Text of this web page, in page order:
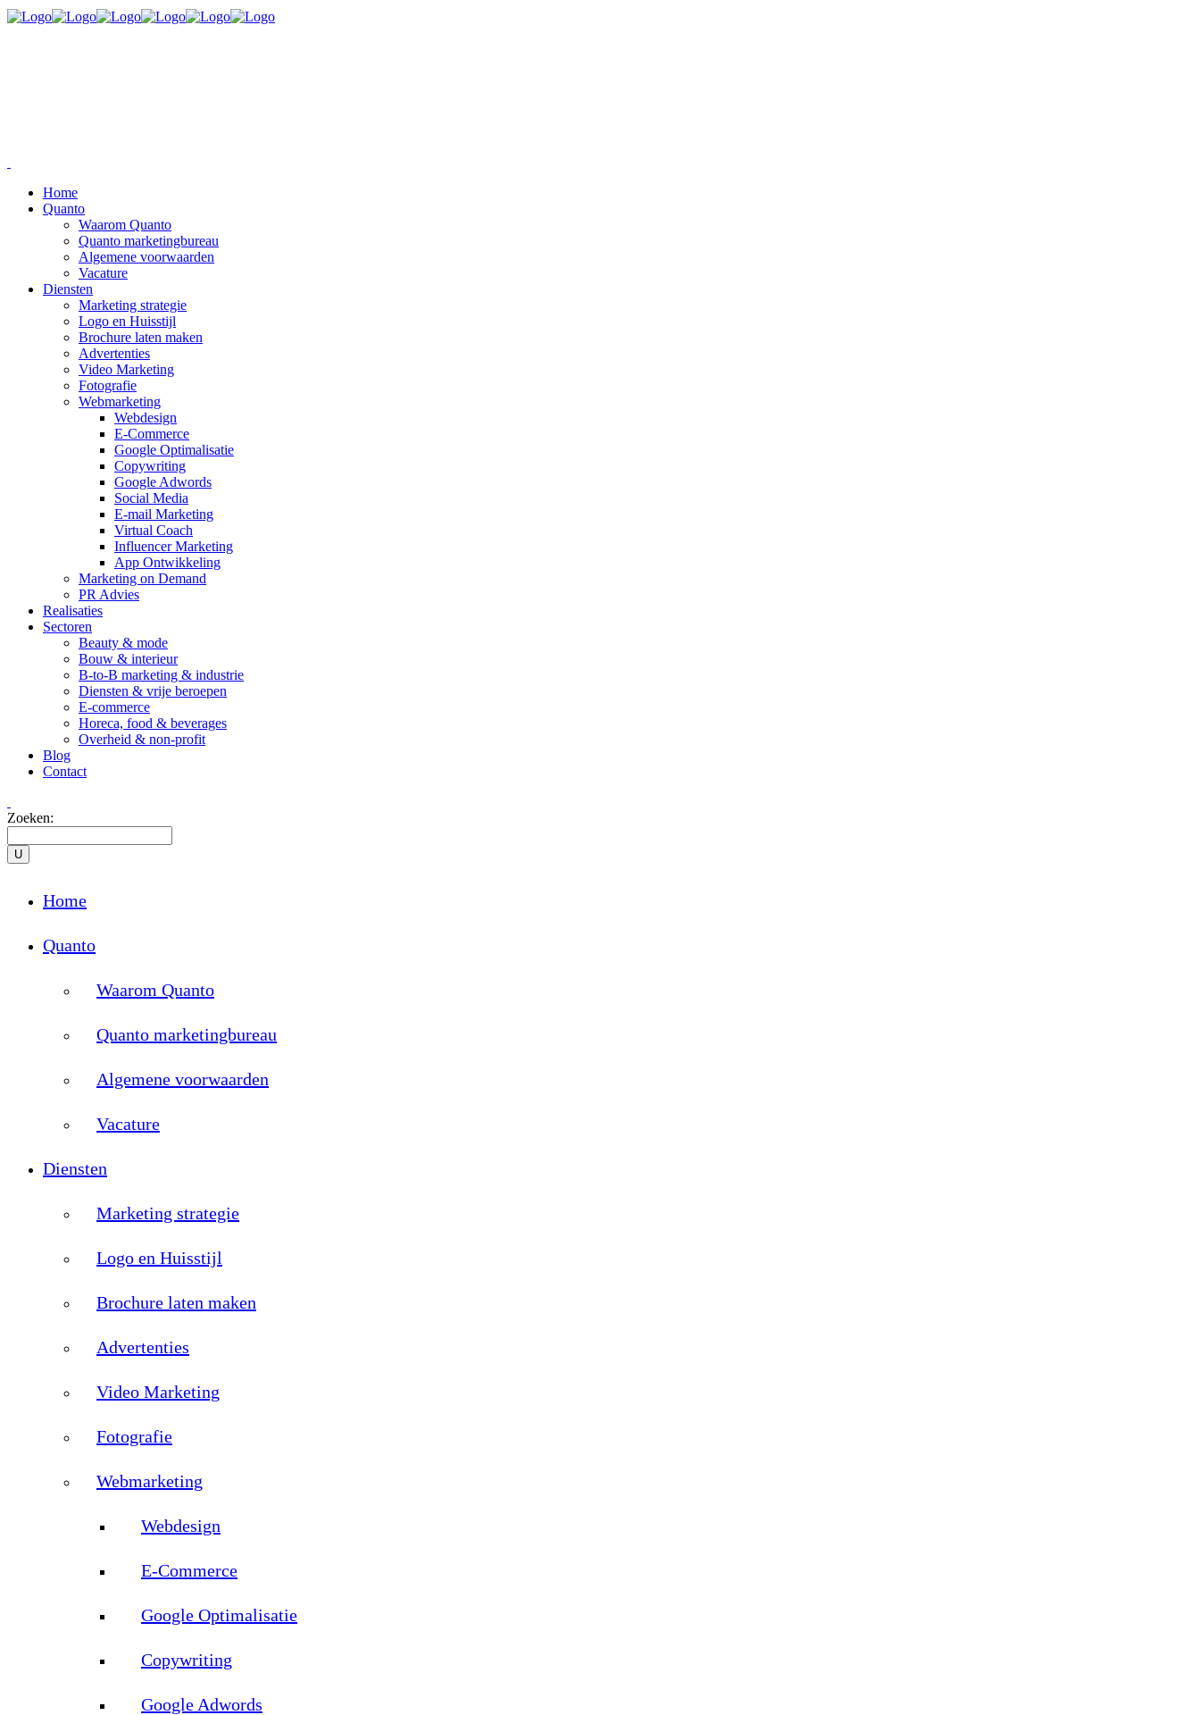
Home
Quanto
Waarom Quanto
Quanto marketingbureau
Algemene voorwaarden
Vacature
Diensten
Marketing strategie
Logo en Huisstijl
Brochure laten maken
Advertenties
Video Marketing
Fotografie
Webmarketing
Webdesign
E-Commerce
Google Optimalisatie
Copywriting
Google Adwords
Social Media
E-mail Marketing
Virtual Coach
Influencer Marketing
App Ontwikkeling
Marketing on Demand
PR Advies
Realisaties
Sectoren
Beauty & mode
Bouw & interieur
B-to-B marketing & industrie
Diensten & vrije beroepen
E-commerce
Horeca, food & beverages
Overheid & non-profit
Blog
Contact
Zoeken:
Home
Quanto
Waarom Quanto
Quanto marketingbureau
Algemene voorwaarden
Vacature
Diensten
Marketing strategie
Logo en Huisstijl
Brochure laten maken
Advertenties
Video Marketing
Fotografie
Webmarketing
Webdesign
E-Commerce
Google Optimalisatie
Copywriting
Google Adwords